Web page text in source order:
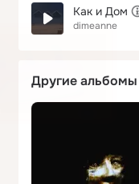
Как и Дом
dimeanne
Другие альбомы